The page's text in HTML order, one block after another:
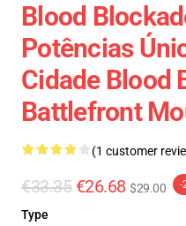
Blood
Potências
Cidade Blood
Battlefront
(1 customer
€33.35 €26.68 $29.00 -
Type